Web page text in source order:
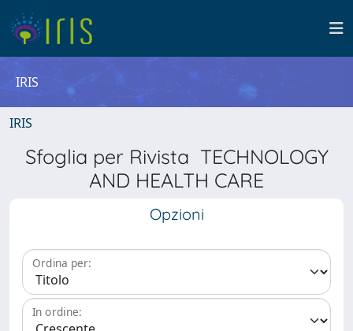
IRIS
IRIS
Sfoglia per Rivista TECHNOLOGY
AND HEALTH CARE
Opzioni
Ordina per:
In ordine: